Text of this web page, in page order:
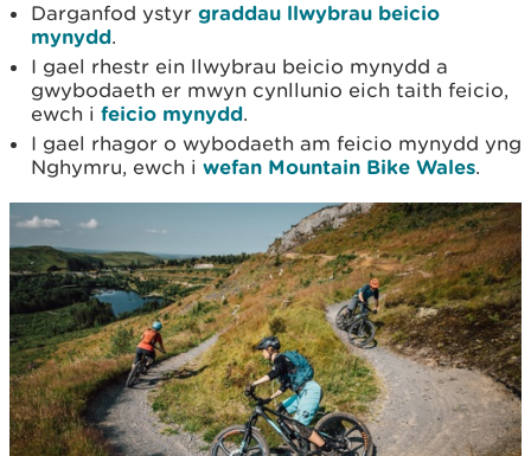
Darganfod ystyr graddau llwybrau beicio
mynydd.
I gael rhestr ein llwybrau beicio mynydd a
gwybodaeth er mwyn cynllunio eich taith feicio,
ewch i feicio mynydd.
I gael rhagor o wybodaeth am feicio mynydd yng
Nghymru, ewch i wefan Mountain Bike Wales.